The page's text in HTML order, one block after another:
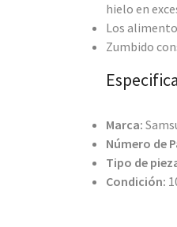
hielo en
Los
Zumbido
Marca:
Número de
Tipo de
Condición: